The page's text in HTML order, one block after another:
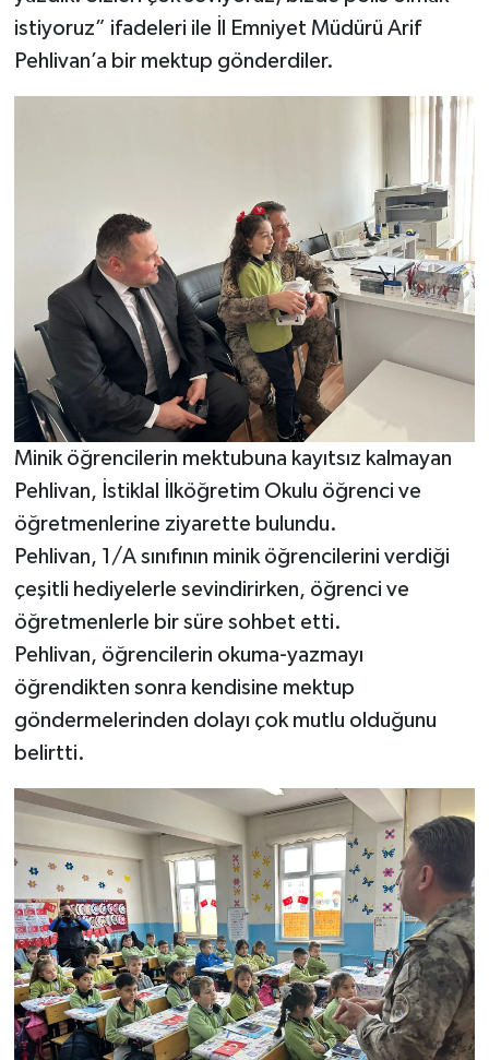
istiyoruz” ifadeleri ile İl Emniyet Müdürü Arif
Pehlivan’a bir mektup gönderdiler.
Minik öğrencilerin mektubuna kayıtsız kalmayan
Pehlivan, İstiklal İlköğretim Okulu öğrenci ve
öğretmenlerine ziyarette bulundu.
Pehlivan, 1/A sınıfının minik öğrencilerini verdiği
çeşitli hediyelerle sevindirirken, öğrenci ve
öğretmenlerle bir süre sohbet etti.
Pehlivan, öğrencilerin okuma-yazmayı
öğrendikten sonra kendisine mektup
göndermelerinden dolayı çok mutlu olduğunu
belirtti.
Uğurludağ